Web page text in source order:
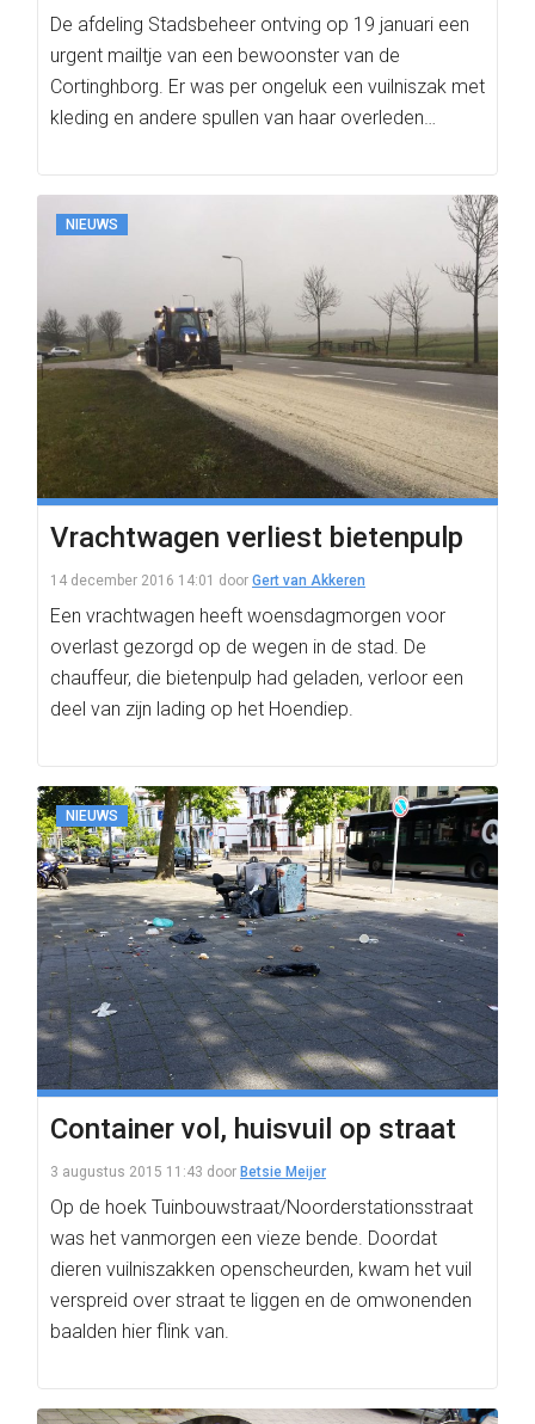
De afdeling Stadsbeheer ontving op 19 januari een
urgent mailtje van een bewoonster van de
Cortinghborg. Er was per ongeluk een vuilniszak met
kleding en andere spullen van haar overleden…
NIEUWS
Vrachtwagen verliest bietenpulp
14 december 2016 14:01 door Gert van Akkeren
Een vrachtwagen heeft woensdagmorgen voor
overlast gezorgd op de wegen in de stad. De
chauffeur, die bietenpulp had geladen, verloor een
deel van zijn lading op het Hoendiep.
NIEUWS
Container vol, huisvuil op straat
3 augustus 2015 11:43 door Betsie Meijer
Op de hoek Tuinbouwstraat/Noorderstationsstraat
was het vanmorgen een vieze bende. Doordat
dieren vuilniszakken openscheurden, kwam het vuil
verspreid over straat te liggen en de omwonenden
baalden hier flink van.